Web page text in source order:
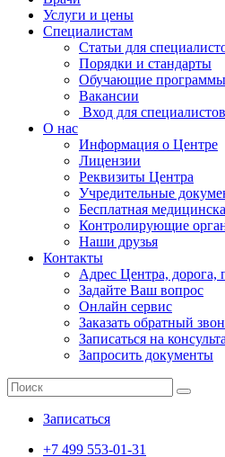
Услуги и цены
Специалистам
Статьи для
Порядки и стандарты
Обучающие программы
Вакансии
Вход для специалистов
О нас
Информация о Центре
Лицензии
Реквизиты Центра
Учредительные
Бесплатная
Контролирующие
Наши друзья
Контакты
Адрес Центра, дорога,
Задайте Ваш вопрос
Онлайн сервис
Заказать обратный
Записаться на
Запросить документы
Записаться
+7 499 553-01-31